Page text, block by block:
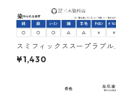
スミフィックススープラブル
ーBRF150％（青色｜20g）｜
反応染料
¥1,430